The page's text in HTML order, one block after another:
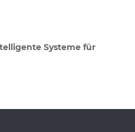
Systeme für